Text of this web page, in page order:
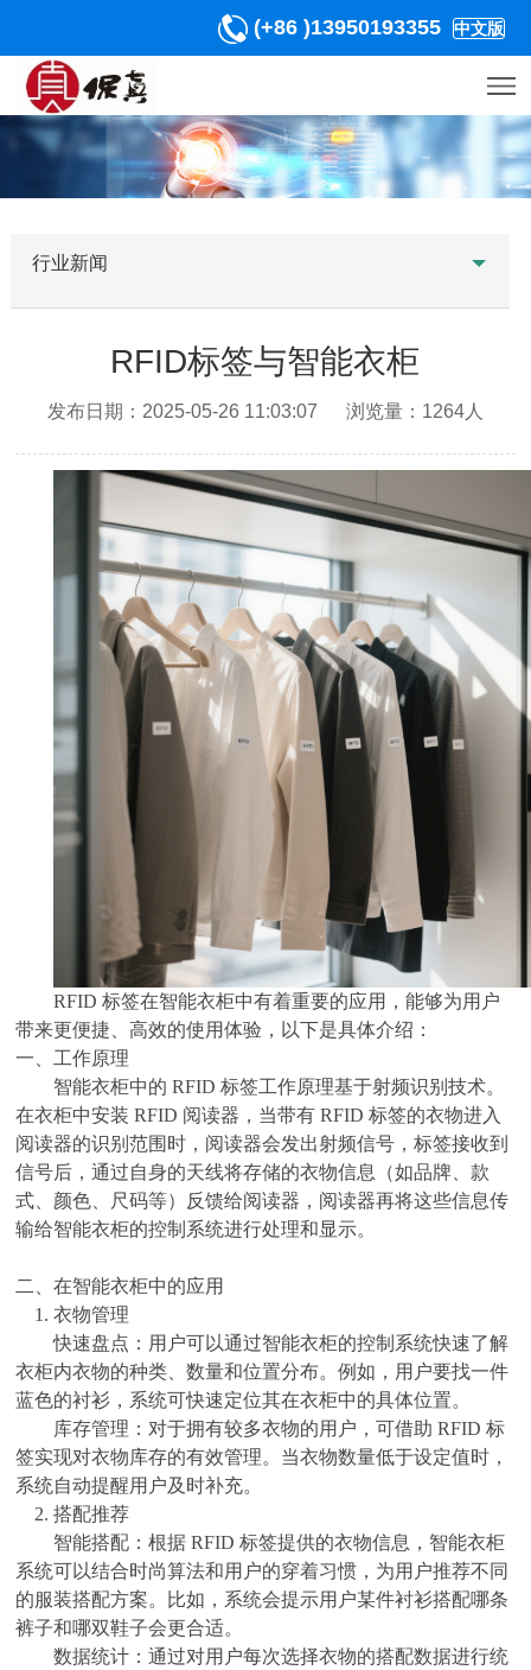
(+86 )13950193355 中文版
行业新闻
RFID标签与智能衣柜
发布日期：2025-05-26 11:03:07 浏览量：1264人
RFID 标签在智能衣柜中有着重要的应用，能够为用户
带来更便捷、高效的使用体验，以下是具体介绍：
一、 工作原理
智能衣柜中的 RFID 标签工作原理基于射频识别技术。
在衣柜中安装 RFID 阅读器，当带有 RFID 标签的衣物进入
阅读器的识别范围时，阅读器会发出射频信号，标签接收到
信号后，通过自身的天线将存储的衣物信息（如品牌、款
式、颜色、尺码等）反馈给阅读器，阅读器再将这些信息传
输给智能衣柜的控制系统进行处理和显示。
二、在智能衣柜中的应用
1.衣物管理
快速盘点：用户可以通过智能衣柜的控制系统快速了解
衣柜内衣物的种类、数量和位置分布。例如，用户要找一件
蓝色的衬衫，系统可快速定位其在衣柜中的具体位置。
库存管理：对于拥有较多衣物的用户，可借助 RFID 标
签实现对衣物库存的有效管理。当衣物数量低于设定值时，
系统自动提醒用户及时补充。
2.搭配推荐
智能搭配：根据 RFID 标签提供的衣物信息，智能衣柜
系统可以结合时尚算法和用户的穿着习惯，为用户推荐不同
的服装搭配方案。比如，系统会提示用户某件衬衫搭配哪条
裤子和哪双鞋子会更合适。
数据统计：通过对用户每次选择衣物的搭配数据进行统